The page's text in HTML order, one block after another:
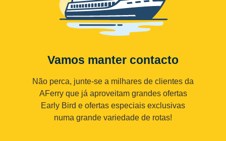
Vamos manter contacto
Não perca, junte-se a milhares de clientes da
AFerry que já aproveitam grandes ofertas
Early Bird e ofertas especiais exclusivas
numa grande variedade de rotas!